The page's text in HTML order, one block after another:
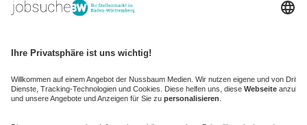
kaufinBW
NussbaumID
Nussbaum Medien